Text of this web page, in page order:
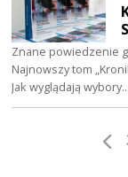
Znane powiedzenie
Najnowszy tom
Jak wyglądają wybory…